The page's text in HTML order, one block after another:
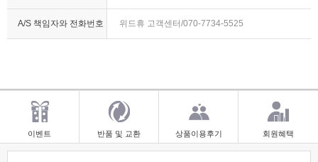
A/S 책임자와 전화번호 위드휴 고객센터/070-7734-5525
이벤트 반품 및 교환 상품이용후기 회원혜택